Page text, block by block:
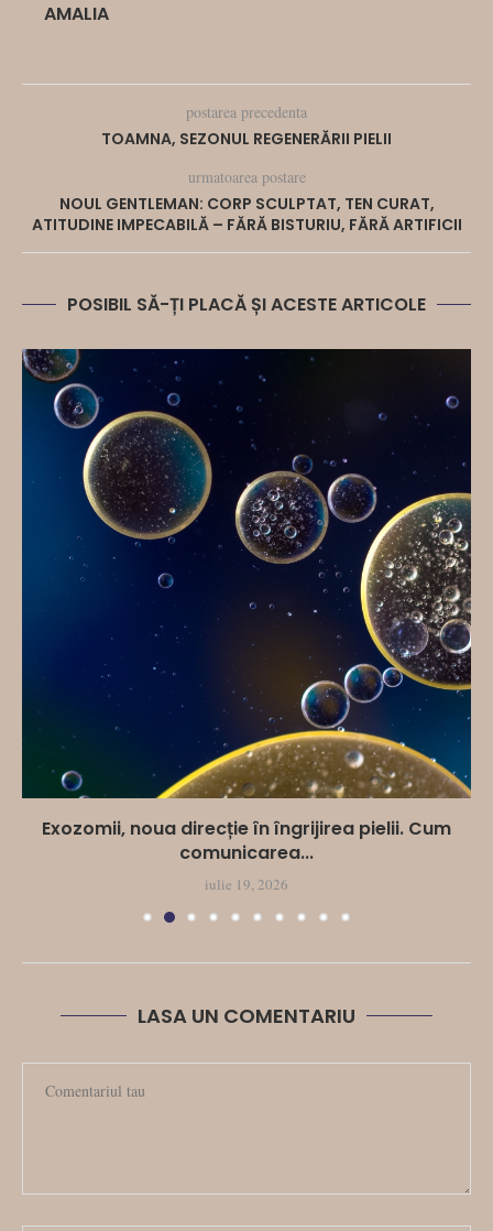
AMALIA
postarea precedenta
TOAMNA, SEZONUL REGENERĂRII PIELII
urmatoarea postare
NOUL GENTLEMAN: CORP SCULPTAT, TEN CURAT,
ATITUDINE IMPECABILĂ – FĂRĂ BISTURIU, FĂRĂ ARTIFICII
POSIBIL SĂ-ȚI PLACĂ ȘI ACESTE ARTICOLE
Exozomii, noua direcție în îngrijirea pielii. Cum
comunicarea...
iulie 19, 2026
LASA UN COMENTARIU